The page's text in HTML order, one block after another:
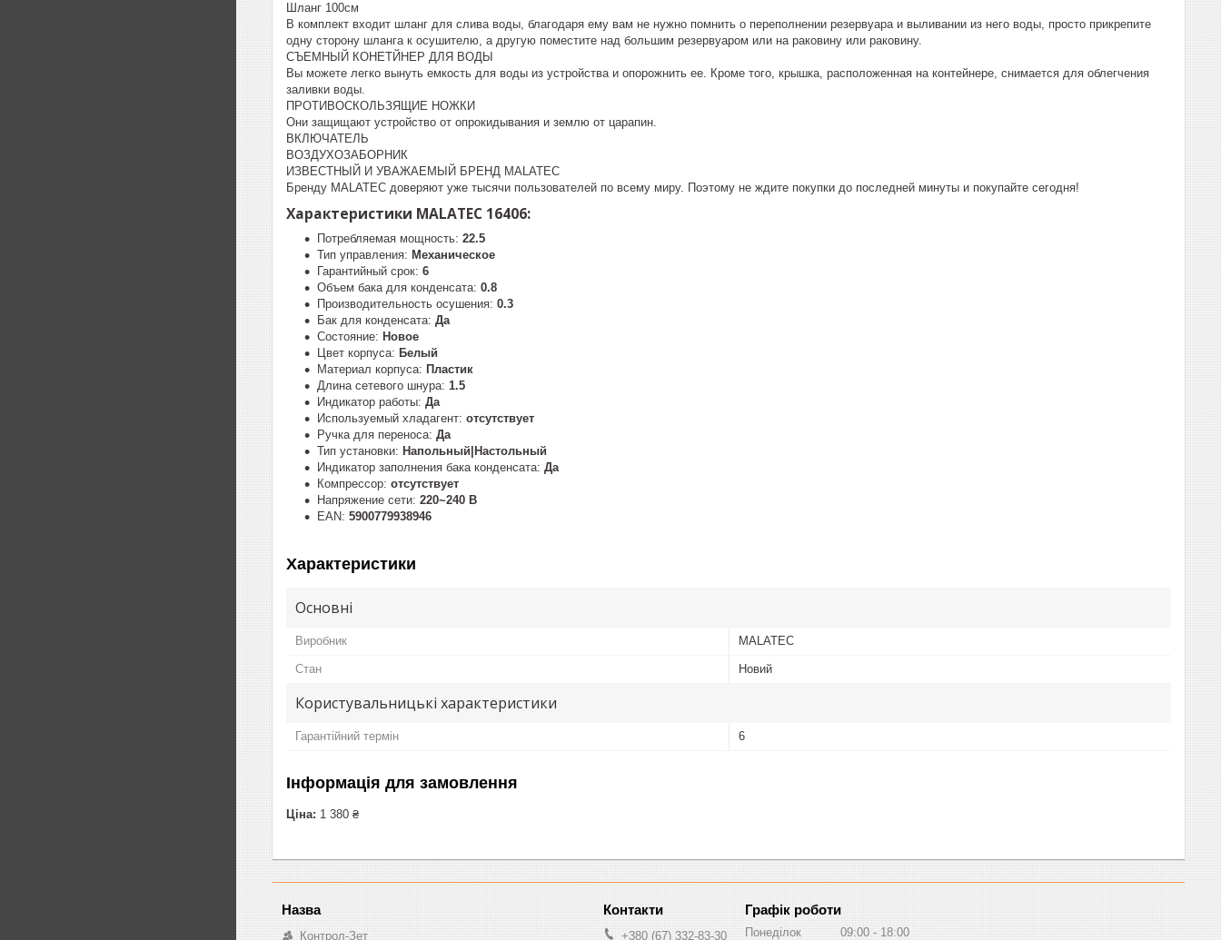
Шланг 100см
В комплект входит шланг для слива воды, благодаря ему вам не нужно помнить о переполнении резервуара и выливании из него воды, просто прикрепите
одну сторону шланга к осушителю, а другую поместите над большим резервуаром или на раковину или раковину.
СЪЕМНЫЙ КОНЕТЙНЕР ДЛЯ ВОДЫ
Вы можете легко вынуть емкость для воды из устройства и опорожнить ее. Кроме того, крышка, расположенная на контейнере, снимается для облегчения
заливки воды.
ПРОТИВОСКОЛЬЗЯЩИЕ НОЖКИ
Они защищают устройство от опрокидывания и землю от царапин.
ВКЛЮЧАТЕЛЬ
ВОЗДУХОЗАБОРНИК
ИЗВЕСТНЫЙ И УВАЖАЕМЫЙ БРЕНД MALATEC
Бренду MALATEC доверяют уже тысячи пользователей по всему миру. Поэтому не ждите покупки до последней минуты и покупайте сегодня!
Характеристики MALATEC 16406:
Потребляемая мощность: 22.5
Тип управления: Механическое
Гарантийный срок: 6
Объем бака для конденсата: 0.8
Производительность осушения: 0.3
Бак для конденсата: Да
Состояние: Новое
Цвет корпуса: Белый
Материал корпуса: Пластик
Длина сетевого шнура: 1.5
Индикатор работы: Да
Используемый хладагент: отсутствует
Ручка для переноса: Да
Тип установки: Напольный|Настольный
Индикатор заполнения бака конденсата: Да
Компрессор: отсутствует
Напряжение сети: 220~240 В
EAN: 5900779938946
Характеристики
Основні
Виробник MALATEC
Стан Новий
Користувальницькі характеристики
Гарантійний термін 6
Інформація для замовлення
Ціна: 1 380 ₴
Контрол-Зет +380 (67) 332-83-30
Графік роботи
Понеділок 09:00 18:00